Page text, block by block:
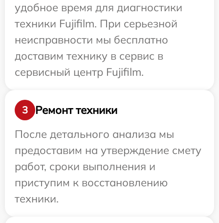
удобное время для диагностики
техники Fujifilm. При серьезной
неисправности мы бесплатно
доставим технику в сервис в
сервисный центр Fujifilm.
3
Ремонт техники
После детального анализа мы
предоставим на утверждение смету
работ, сроки выполнения и
приступим к восстановлению
техники.